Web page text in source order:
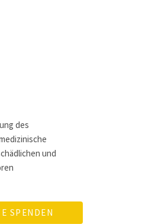
des
und
SPENDEN